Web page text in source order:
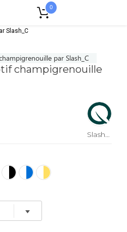
0
Slash_C
champigrenouille
Slash_C